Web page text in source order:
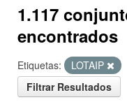
1.117
encontrados
Etiquetas:
LOTAIP
Filtrar Resultados